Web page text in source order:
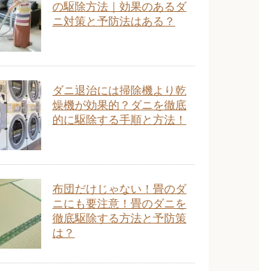
の駆除方法｜効果のあるダ
ニ対策と予防法はある？
ダニ退治には掃除機より乾
燥機が効果的？ダニを徹底
的に駆除する手順と方法！
布団だけじゃない！畳のダ
ニにも要注意！畳のダニを
徹底駆除する方法と予防策
は？